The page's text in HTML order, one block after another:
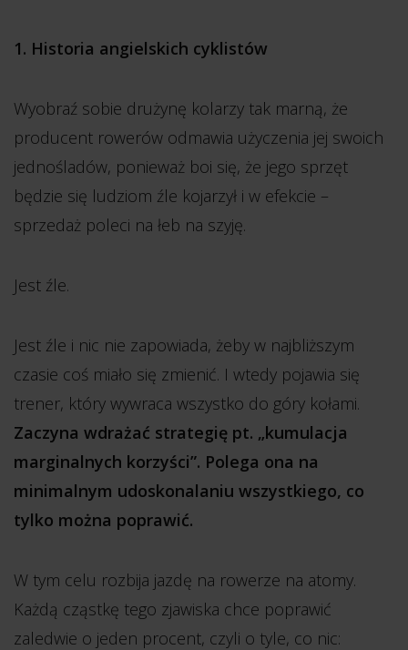
1. Historia angielskich cyklistów
Wyobraź sobie drużynę kolarzy tak marną, że
producent rowerów odmawia użyczenia jej swoich
jednośladów, ponieważ boi się, że jego sprzęt
będzie się ludziom źle kojarzył i w efekcie –
sprzedaż poleci na łeb na szyję.
Jest źle.
Jest źle i nic nie zapowiada, żeby w najbliższym
czasie coś miało się zmienić. I wtedy pojawia się
trener, który wywraca wszystko do góry kołami.
Zaczyna wdrażać strategię pt. „kumulacja
marginalnych korzyści”. Polega ona na
minimalnym udoskonalaniu wszystkiego, co
tylko można poprawić.
W tym celu rozbija jazdę na rowerze na atomy.
Każdą cząstkę tego zjawiska chce poprawić
zaledwie o jeden procent, czyli o tyle, co nic: